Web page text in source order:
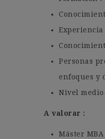
Personas
enfoques y
Nivel
A valorar :
Máster